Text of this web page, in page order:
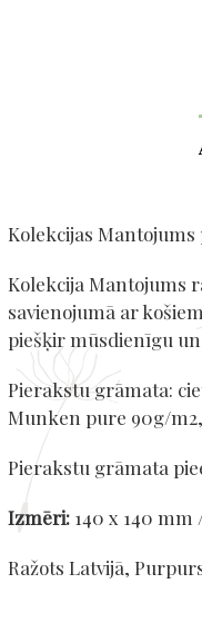
Kolekcijas
Kolekcija Mantojums
savienojumā ar
piešķir mūsdienīgu
Pierakstu grāmata:
Munken pure 90g/
Pierakstu grāmata
Izmēri: 140 x 140 mm
Ražots Latvijā,